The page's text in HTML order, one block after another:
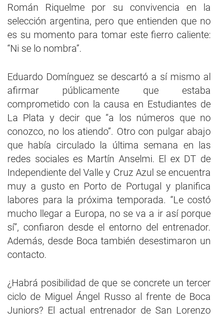
Román Riquelme por su convivencia en la
selección argentina, pero que entienden que no
es su momento para tomar este fierro caliente:
“Ni se lo nombra”.
Eduardo Domínguez se descartó a sí mismo al
afirmar públicamente que estaba
comprometido con la causa en Estudiantes de
La Plata y decir que “a los números que no
conozco, no los atiendo”. Otro con pulgar abajo
que había circulado la última semana en las
redes sociales es Martín Anselmi. El ex DT de
Independiente del Valle y Cruz Azul se encuentra
muy a gusto en Porto de Portugal y planifica
labores para la próxima temporada. “Le costó
mucho llegar a Europa, no se va a ir así porque
sí”, confiaron desde el entorno del entrenador.
Además, desde Boca también desestimaron un
contacto.
¿Habrá posibilidad de que se concrete un tercer
ciclo de Miguel Ángel Russo al frente de Boca
Juniors? El actual entrenador de San Lorenzo